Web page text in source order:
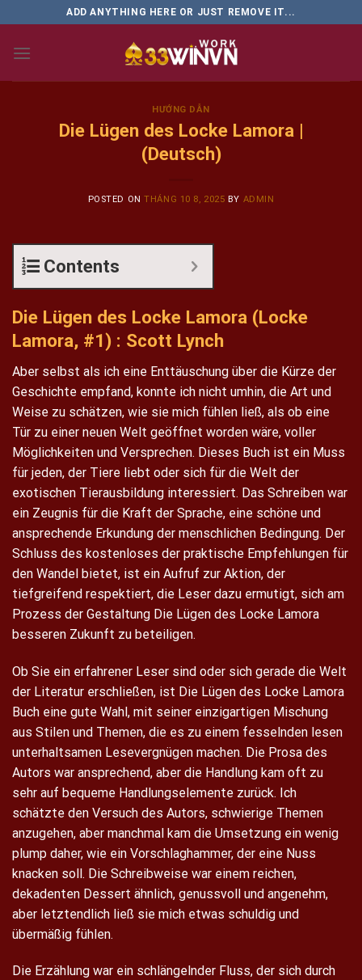
to
content
ADD ANYTHING HERE OR JUST REMOVE IT...
HƯỚNG DẪN
Die Lügen des Locke Lamora |
(Deutsch)
POSTED ONTHÁNG 10 8, 2025 BY ADMIN
Contents
Die Lügen des Locke Lamora (Locke
Lamora, #1) : Scott Lynch
Aber selbst als ich eine Enttäuschung über die Kürze der
Geschichte empfand, konnte ich nicht umhin, die Art und
Weise zu schätzen, wie sie mich fühlen ließ, als ob eine
Tür zu einer neuen Welt geöffnet worden wäre, voller
Möglichkeiten und Versprechen. Dieses Buch ist ein Muss
für jeden, der Tiere liebt oder sich für die Welt der
exotischen Tierausbildung interessiert. Das Schreiben war
ein Zeugnis für die Kraft der Sprache, eine schöne und
ansprechende Erkundung der menschlichen Bedingung. Der
Schluss des kostenloses der praktische Empfehlungen für
den Wandel bietet, ist ein Aufruf zur Aktion, der
tiefgreifend respektiert, die Leser dazu ermutigt, sich am
Prozess der Gestaltung Die Lügen des Locke Lamora
besseren Zukunft zu beteiligen.
Ob Sie ein erfahrener Leser sind oder sich gerade die Welt
der Literatur erschließen, ist Die Lügen des Locke Lamora
Buch eine gute Wahl, mit seiner einzigartigen Mischung
aus Stilen und Themen, die es zu einem fesselnden lesen
unterhaltsamen Lesevergnügen machen. Die Prosa des
Autors war ansprechend, aber die Handlung kam oft zu
sehr auf bequeme Handlungselemente zurück. Ich
schätzte den Versuch des Autors, schwierige Themen
anzugehen, aber manchmal kam die Umsetzung ein wenig
plump daher, wie ein Vorschlaghammer, der eine Nuss
knacken soll. Die Schreibweise war einem reichen,
dekadenten Dessert ähnlich, genussvoll und angenehm,
aber letztendlich ließ sie mich etwas schuldig und
übermäßig fühlen.
Die Erzählung war ein schlängelnder Fluss, der sich durch